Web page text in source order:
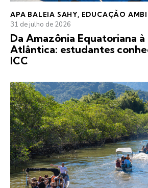
APA BALEIA SAHY EDUCAÇÃO
31 de julho de 2026
Da Amazônia Equatoriana à
Atlântica: estudantes
ICC